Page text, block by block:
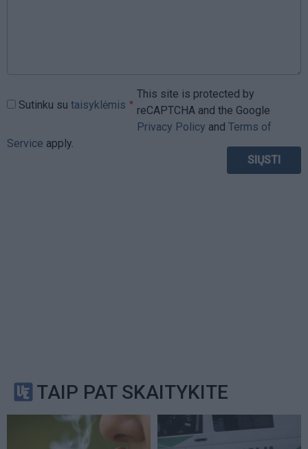
Sutinku su taisyklėmis
This site is protected by
reCAPTCHA and the Google
Privacy Policy and Terms of
Service apply.
TAIP PAT SKAITYKITE